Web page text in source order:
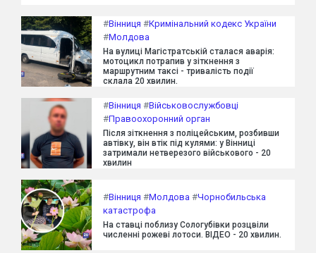
#Вінниця #Кримінальний кодекс України
#Молдова
На вулиці Магістратській сталася аварія:
мотоцикл потрапив у зіткнення з
маршрутним таксі - тривалість події
склала 20 хвилин.
#Вінниця #Військовослужбовці
#Правоохоронний орган
Після зіткнення з поліцейським, розбивши
автівку, він втік під кулями: у Вінниці
затримали нетверезого військового - 20
хвилин
#Вінниця #Молдова #Чорнобильська
катастрофа
На ставці поблизу Сологубівки розцвіли
численні рожеві лотоси. ВІДЕО - 20 хвилин.